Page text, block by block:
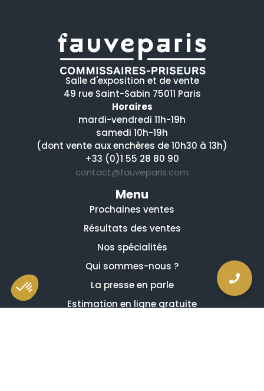
Salle d'exposition et de vente
49 rue Saint-Sabin 75011 Paris
Horaires
mardi-vendredi 11h-19h
samedi 10h-19h
(dont vente aux enchères de 10h30 à 13h)
+33 (0)1 55 28 80 90
contact@fauveparis.com
Menu
Prochaines ventes
Résultats des ventes
Nos spécialités
Qui sommes-nous ?
La presse en parle
Estimation en ligne gratuite